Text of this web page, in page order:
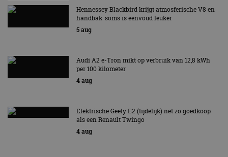
Hennessey Blackbird krijgt atmosferische V8 en
handbak: soms is eenvoud leuker
5 aug
Audi A2 e-Tron mikt op verbruik van 12,8 kWh
per 100 kilometer
4 aug
Elektrische Geely E2 (tijdelijk) net zo goedkoop
als een Renault Twingo
4 aug